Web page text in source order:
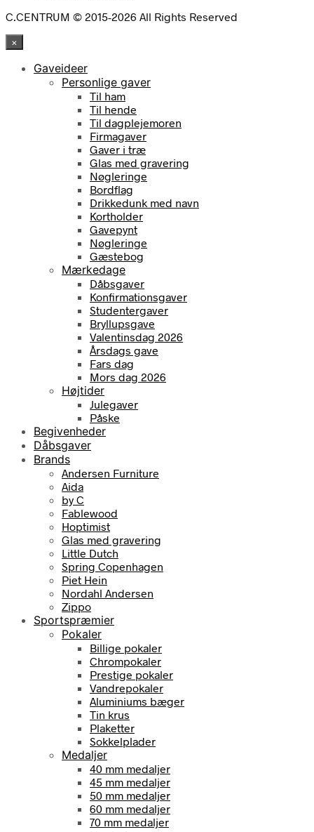
C.CENTRUM © 2015-2026 All Rights Reserved
×
Gaveideer
Personlige gaver
Til ham
Til hende
Til dagplejemoren
Firmagaver
Gaver i træ
Glas med gravering
Nøgleringe
Bordflag
Drikkedunk med navn
Kortholder
Gavepynt
Nøgleringe
Gæstebog
Mærkedage
Dåbsgaver
Konfirmationsgaver
Studentergaver
Bryllupsgave
Valentinsdag 2026
Årsdags gave
Fars dag
Mors dag 2026
Højtider
Julegaver
Påske
Begivenheder
Dåbsgaver
Brands
Andersen Furniture
Aida
by C
Fablewood
Hoptimist
Glas med gravering
Little Dutch
Spring Copenhagen
Piet Hein
Nordahl Andersen
Zippo
Sportspræmier
Pokaler
Billige pokaler
Chrompokaler
Prestige pokaler
Vandrepokaler
Aluminiums bæger
Tin krus
Plaketter
Sokkelplader
Medaljer
40 mm medaljer
45 mm medaljer
50 mm medaljer
60 mm medaljer
70 mm medaljer